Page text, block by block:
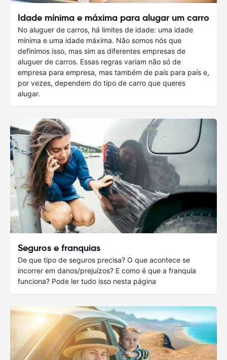
Idade mínima e máxima para alugar um carro
No aluguer de carros, há limites de idade: uma idade
mínima e uma idade máxima. Não somos nós que
definimos isso, mas sim as diferentes empresas de
aluguer de carros. Essas regras variam não só de
empresa para empresa, mas também de país para país e,
por vezes, dependem do tipo de carro que queres
alugar.
Seguros e franquias
De que tipo de seguros precisa? O que acontece se
incorrer em danos/prejuízos? E como é que a franquia
funciona? Pode ler tudo isso nesta página